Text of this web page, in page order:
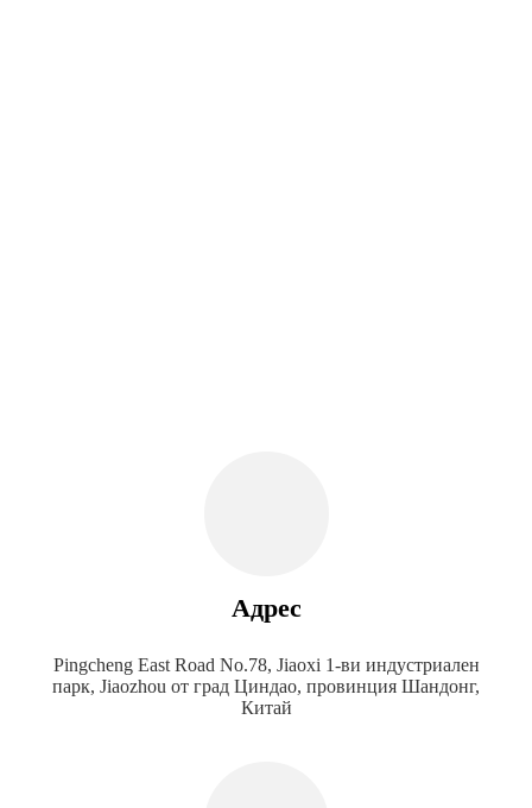
Адрес
Pingcheng East Road No.78, Jiaoxi 1-ви индустриален
парк, Jiaozhou от град Циндао, провинция Шандонг,
Китай